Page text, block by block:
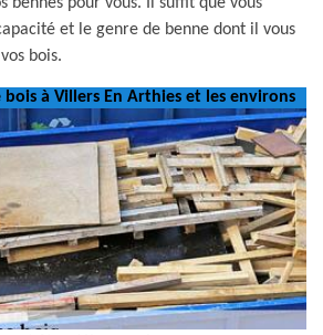
et le genre de benne dont il vous
bois.
bois à Villers En Arthies et les environs